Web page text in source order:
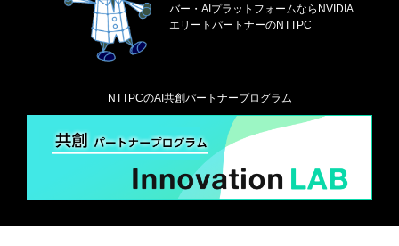
バー・AIプラットフォームなら NVIDIA
エリートパートナーのNTTPC
NTTPCのAI共創パートナープログラム